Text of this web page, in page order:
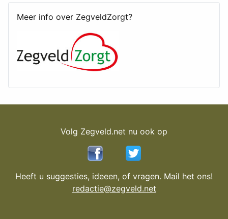
Meer info over ZegveldZorgt?
Volg Zegveld.net nu ook op
Heeft u suggesties, ideeen, of vragen. Mail het ons!
redactie@zegveld.net